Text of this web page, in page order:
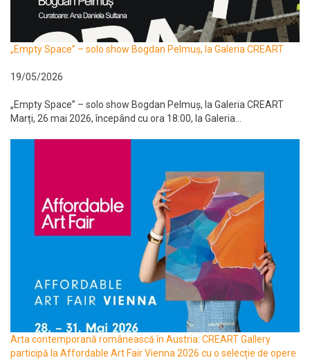
„Empty Space” – solo show Bogdan Pelmuș, la Galeria CREART
19/05/2026
„Empty Space” – solo show Bogdan Pelmuș, la Galeria CREART
Marți, 26 mai 2026, începând cu ora 18:00, la Galeria...
Arta contemporană românească în Austria: CREART Gallery
participă la Affordable Art Fair Vienna 2026 cu o selecție de opere